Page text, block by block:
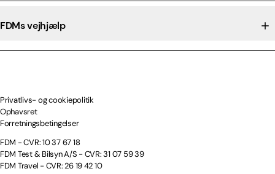
FDMs vejhjælp
Privatlivs- og cookiepolitik
Ophavsret
Forretningsbetingelser
FDM - CVR: 10 37 67 18
FDM Test & Bilsyn A/S - CVR: 31 07 59 39
FDM Travel - CVR: 26 19 42 10